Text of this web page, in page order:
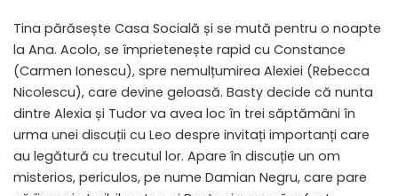
Tina părăsește Casa Socială și se mută pentru o noapte
la Ana. Acolo, se împrietenește rapid cu Constance
(Carmen Ionescu), spre nemulțumirea Alexiei (Rebecca
Nicolescu), care devine geloasă. Basty decide că nunta
dintre Alexia și Tudor va avea loc în trei săptămâni în
urma unei discuții cu Leo despre invitați importanți care
au legătură cu trecutul lor. Apare în discuție un om
misterios, periculos, pe nume Damian Negru, care pare